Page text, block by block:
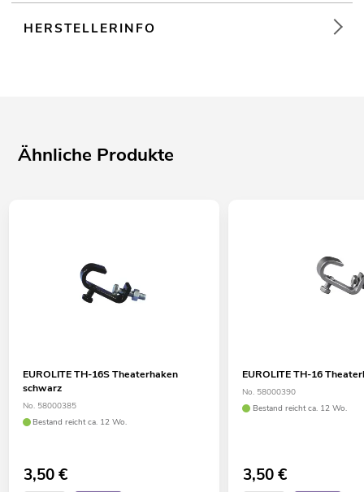
HERSTELLERINFO
Ähnliche Produkte
EUROLITE TH-16S Theaterhaken
schwarz
No. 58000385
Bestand reicht ca. 12 Wo.
3,50€
EUROLITE TH-16
No. 58000390
Bestand reicht ca. 12 Wo.
3,50€